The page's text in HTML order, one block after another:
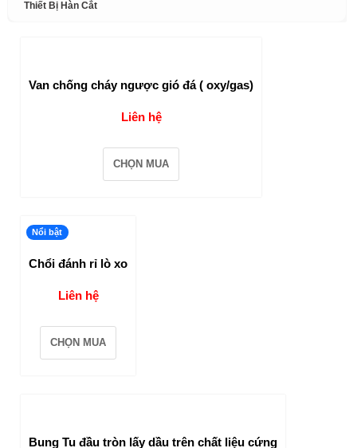
Thiết Bị Hàn Cắt
Van chống cháy ngược gió đá ( oxy/gas)
Liên hệ
CHỌN MUA
Nổi bật
Chổi đánh rỉ lò xo
Liên hệ
CHỌN MUA
Bung Tu đầu tròn lấy dầu trên chất liệu cứng